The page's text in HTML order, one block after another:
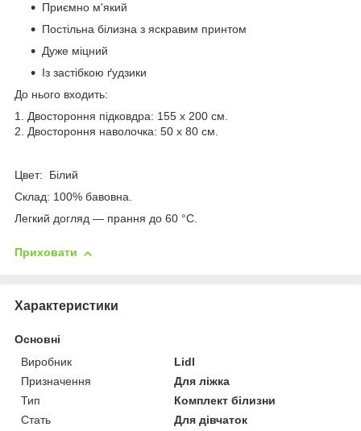
Приємно м'який
Постільна білизна з яскравим принтом
Дуже міцний
Із застібкою ґудзики
До нього входить:
1. Двостороння підковдра: 155 x 200 см.
2. Двостороння наволочка: 50 x 80 см.
Цвет: Білий
Склад: 100% бавовна.
Легкий догляд — прання до 60 °C.
Приховати
Характеристики
Основні
Виробник
Lidl
Призначення
Для ліжка
Тип
Комплект білизни
Стать
Для дівчаток